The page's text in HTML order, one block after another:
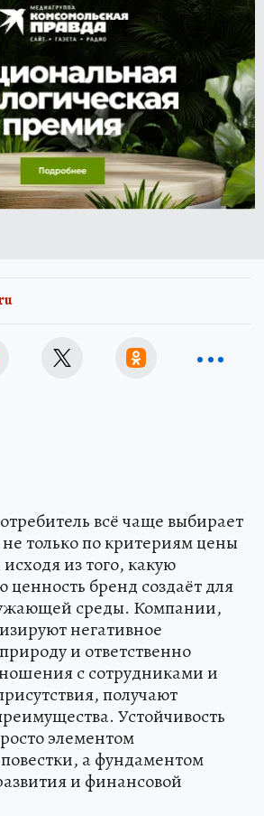
всё чаще выбирает
только по критериям цены
из того, какую
ценность бренд создаёт для
среды. Компании,
негативное
и ответственно
с сотрудниками и
получают
Устойчивость
элементом
а фундаментом
и финансовой